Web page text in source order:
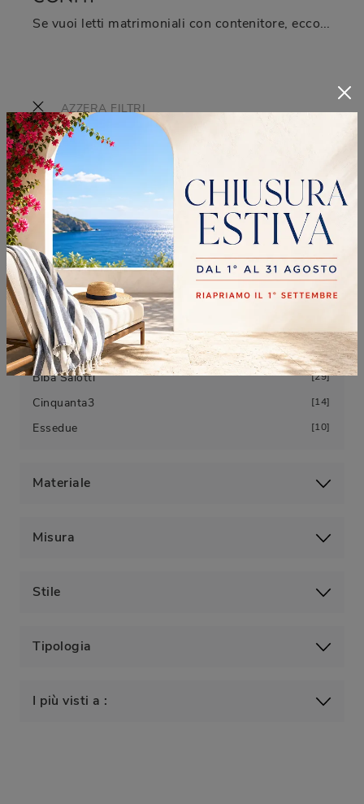
AZZERA FILTRI
Marca
Tempur
Twils 39
Oggioni 58
Barzaghi Salotti
Ozzio 5
Sangiacomo 21
Tomasella
Fimar 7
Biba Salotti 29
Cinquanta3 14
Essedue 10
Materiale
Misura
Stile
Tipologia
I più visti a :
Se vuoi letti matrimoniali con contenitore, eccoti il modello Confit in pelle per impreziosire la zona notte.